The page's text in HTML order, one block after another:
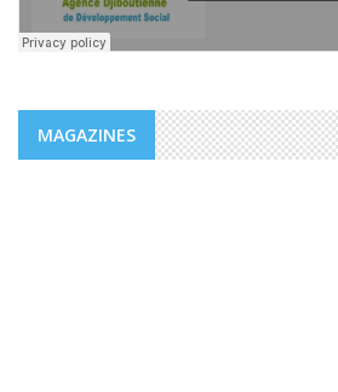
MAGAZINES